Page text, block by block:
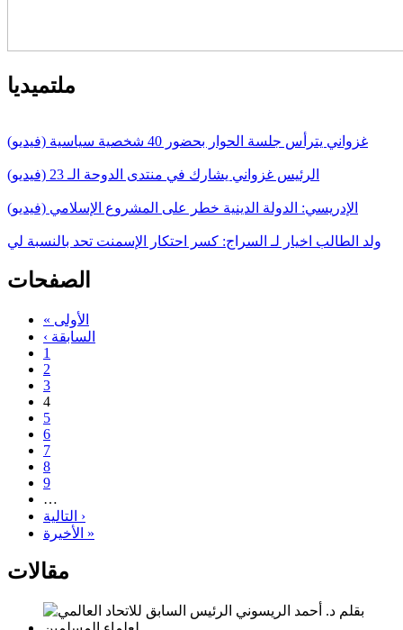
ملتميديا
غزواني يترأس جلسة الحوار بحضور 40 شخصية سياسية (فيديو)
الرئيس غزواني يشارك في منتدى الدوحة الـ 23 (فيديو)
الإدريسي: الدولة الدينية خطر على المشروع الإسلامي (فيديو)
ولد الطالب اخيار لـ السراج: كسر احتكار الإسمنت تحد بالنسبة لي
الصفحات
« الأولى
‹ السابقة
1
2
3
4
5
6
7
8
9
…
التالية ›
الأخيرة »
مقالات